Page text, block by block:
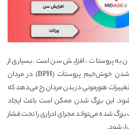
به پروستات ، افزایش سن است. بسیاری از
مشکلات پروستات به ویژه بزرگ شدن خوش‌خیم پروستات (BPH) در مردان
هورمونی در بدن مردان رخ می‌دهد که
این بزرگ شدن ممکن است باعث ایجاد
شده می‌تواند مجرای ادراری را تحت فشار